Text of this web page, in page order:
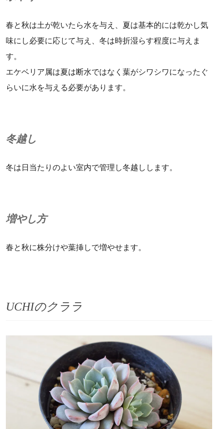
春と秋は土が乾いたら水を与え、夏は基本的には乾かし気
味にし必要に応じて与え、冬は時折湿らす程度に与えま
す。
エケベリア属は夏は断水ではなく葉がシワシワになったぐ
らいに水を与える必要があります。
冬越し
冬は日当たりのよい室内で管理し冬越しします。
増やし方
春と秋に株分けや葉挿しで増やせます。
UCHIのクララ